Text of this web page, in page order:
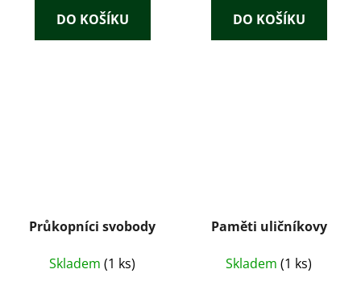
DO KOŠÍKU DO KOŠÍKU
Průkopníci svobody
Skladem (1 ks)
Paměti uličníkovy
Skladem (1 ks)